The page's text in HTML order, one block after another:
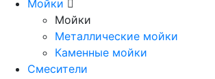
Мойки
Мойки
Металлические мойки
Каменные мойки
Смесители